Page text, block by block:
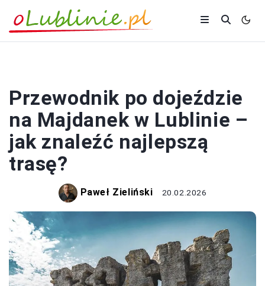
Przewodnik po dojeździe
na Majdanek w Lublinie –
jak znaleźć najlepszą
trasę?
Paweł Zieliński 20.02.2026